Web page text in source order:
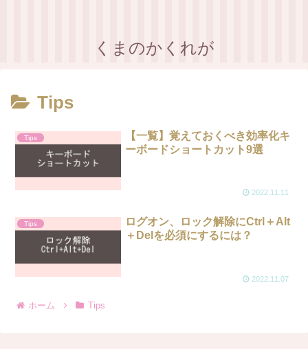
くまのかくれが
Tips
Tips
【一覧】覚えておくべき効率化キ
ーボードショートカット9選
2022.11.11
Tips
ログオン、ロック解除にCtrl＋Alt
＋Delを必須にするには？
2022.11.07
ホーム Tips